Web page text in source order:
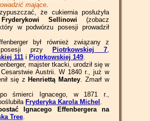
mające.
że cukiernia posłużyła
Fryderykowi Sellinowi (zobacz
w podwórzu posesji prowadził
był również związany z
posesji przy
Piotrkowskiej 7,
111 i Piotrkowskiej 149.
majster tkacki, urodził się w
Austrii. W 1840 r., już w
się z Henriettą Mantey. Zmarł w
śmierci Ignacego, w 1871 r.,
Fryderyka Karola Michel .
Ignacego Effenbergera na
Tree.